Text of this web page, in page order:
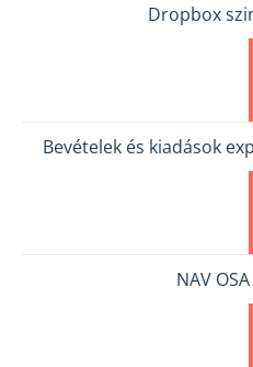
Dropbox
Bevételek és kiadások
NAV